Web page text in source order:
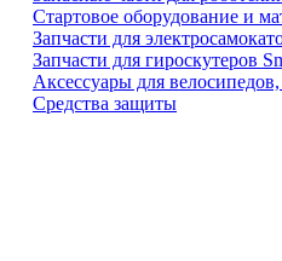
Стартовое оборудование и
Запчасти для
Запчасти для гироскутеров
Аксессуары для
Средства защиты